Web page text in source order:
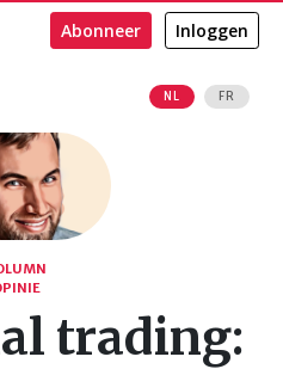
NL FR
Abonneer Inloggen
trading: